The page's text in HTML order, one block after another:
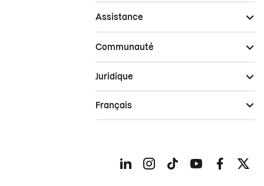
Assistance
Communauté
Juridique
Français